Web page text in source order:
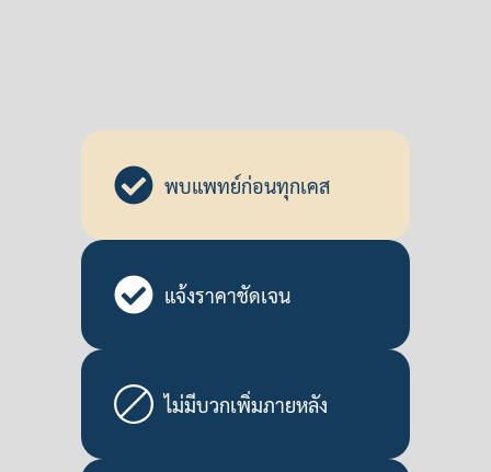
พบแพทย์ก่อนทุกเคส
แจ้งราคาชัดเจน
ไม่มีบวกเพิ่มภายหลัง